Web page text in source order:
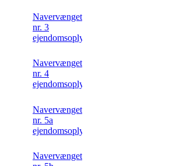
Navervænget
nr. 3
ejendomsoplysning
Navervænget
nr. 4
ejendomsoplysning
Navervænget
nr. 5a
ejendomsoplysning
Navervænget